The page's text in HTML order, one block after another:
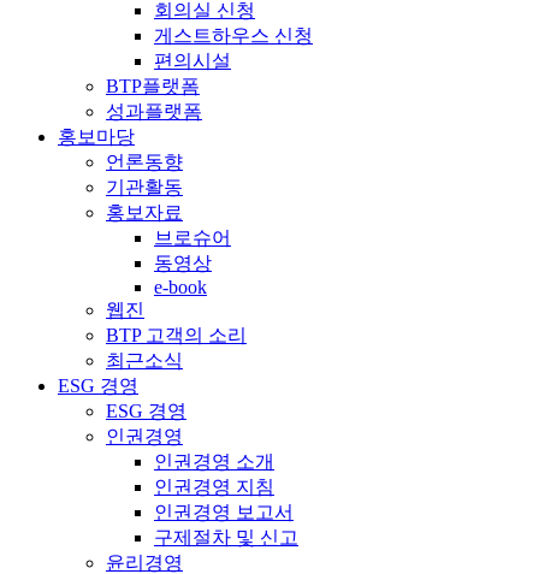
회의실 신청
게스트하우스 신청
편의시설
BTP플랫폼
성과플랫폼
홍보마당
언론동향
기관활동
홍보자료
브로슈어
동영상
e-book
웹진
BTP 고객의 소리
최근소식
ESG 경영
ESG 경영
인권경영
인권경영 소개
인권경영 지침
인권경영 보고서
구제절차 및 신고
윤리경영